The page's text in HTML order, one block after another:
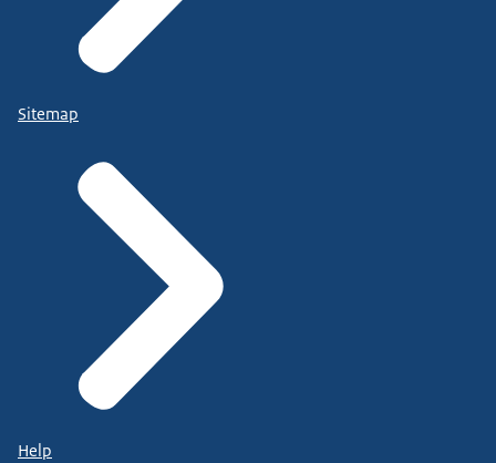
Sitemap
Help